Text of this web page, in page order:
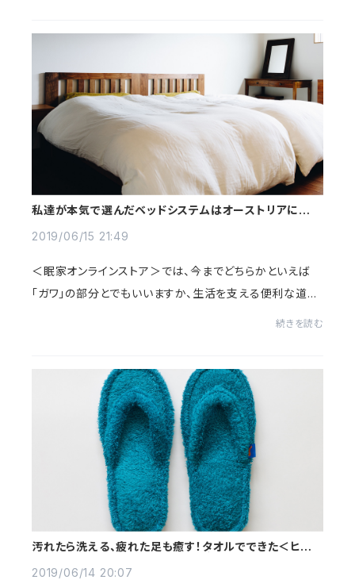
私達が本気で選んだベッドシステムはオーストリアにあり
2019/06/15 21:49
＜眠家オンラインストア＞では、今までどちらかといえば
「ガワ」の部分とでもいいますか、生活を支える便利な道具
続きを読む
汚れたら洗える、疲れた足も癒す！タオルでできた＜ヒポ
2019/06/14 20:07